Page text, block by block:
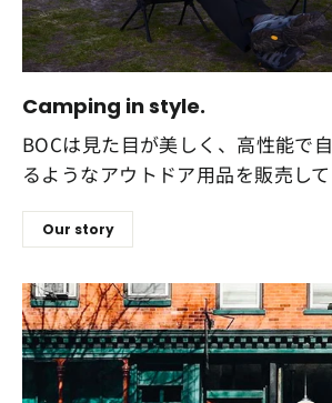
Camping in style.
BOCは見た目が美しく、高性能で
るようなアウトドア用品を販売して
Our story